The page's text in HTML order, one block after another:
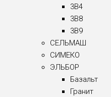
3B4
3B8
3B9
СЕЛЬМАШ
СИМЕКО
ЭЛЬБОР
Базальт
Гранит